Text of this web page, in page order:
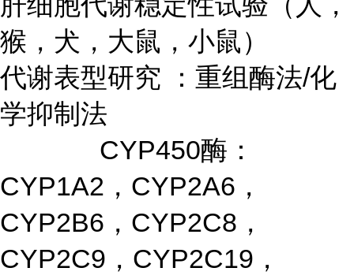
猴，犬，大鼠，小鼠）
代谢表型研究 ：重组酶法/化
学抑制法
CYP450酶：
CYP1A2，CYP2A6，
CYP2B6，CYP2C8，
CYP2C9，CYP2C19，